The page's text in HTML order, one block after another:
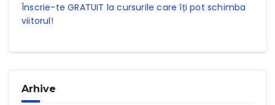
Înscrie-te GRATUIT la cursurile care îți pot schimba
viitorul!
Arhive